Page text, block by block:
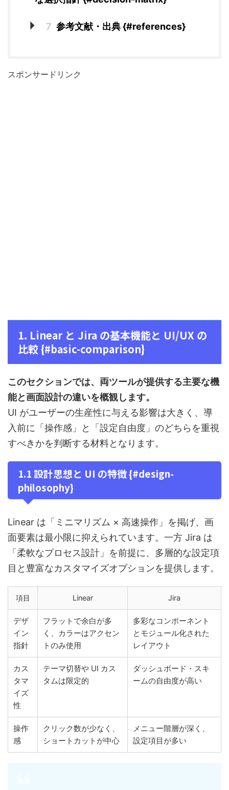
7 参考文献・出典 {#references}
スポンサードリンク
1. Linear と Jira の基本機能と UI/UX の
比較 {#basic-comparison}
このセクションでは、両ツールが提供する主要な機
能と画面設計の違いを概観します。
UI がユーザーの生産性に与える影響は大きく、導
入前に「操作感」と「設定自由度」のどちらを重視
すべきかを判断する材料となります。
1.1 設計思想と UI の特徴 {#design-
philosophy}
Linear は「ミニマリズム × 高速操作」を掲げ、画
面要素は最小限に抑えられています。一方 Jira は
「柔軟なプロセス設計」を前提に、多層的な設定項
目と豊富なカスタマイズオプションを提供します。
項目 Linear Jira
デザ
イン
指針
フラットで余白が多
く、カラーはアクセン
トのみ使用
多彩なコンポーネント
とモジュール化された
レイアウト
カス
タマ
イズ
性
テーマ切替や UI カス
タムは限定的
ダッシュボード・スキ
ームの自由度が高い
操作
感
クリック数が少なく、
ショートカットが中心
メニュー階層が深く、
設定項目が多い